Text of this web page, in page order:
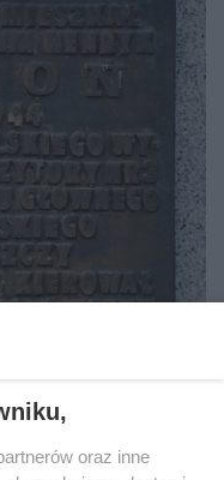
oraz inne